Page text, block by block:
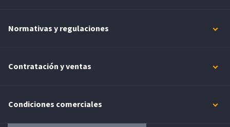
Normativas y regulaciones
Contratación y ventas
Condiciones comerciales